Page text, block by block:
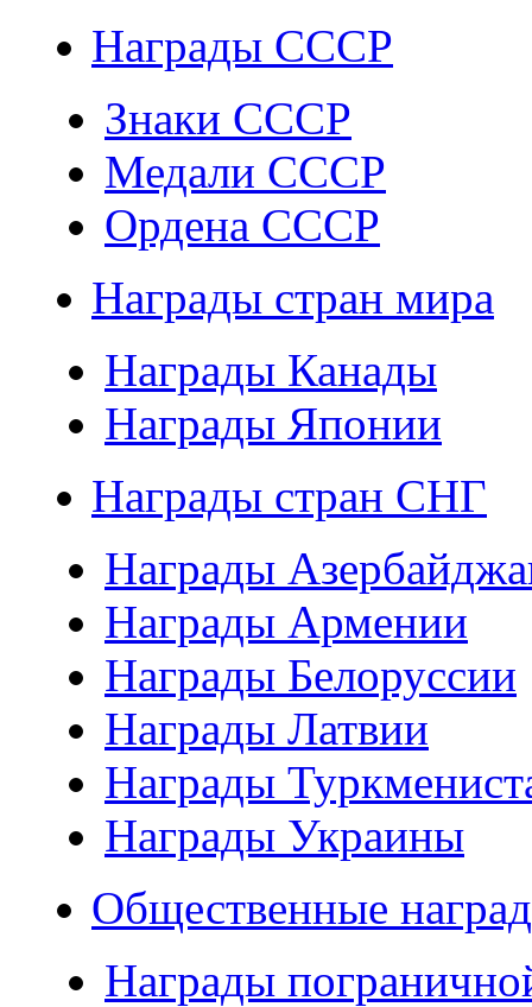
Награды СССР
Знаки СССР
Медали СССР
Ордена СССР
Награды стран мира
Награды Канады
Награды Японии
Награды стран СНГ
Награды
Награды Армении
Награды Белоруссии
Награды Латвии
Награды
Награды Украины
Общественные
Награды